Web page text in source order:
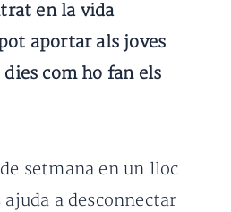
en la vida
aportar als joves
com ho fan els
setmana en un lloc
a desconnectar